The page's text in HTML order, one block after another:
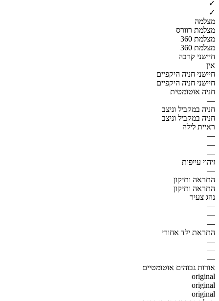
✓
✓
מצלמה
מצלמת רוורס
מצלמת 360
מצלמת 360
חיישני קרבה
אין
חיישני חניה היקפיים
חיישני חניה היקפיים
חניה אוטומטית
—
חניה במקביל וניצב
חניה במקביל וניצב
ראיית לילה
—
—
—
זיהוי עייפות
—
התראה ותיקון
התראה ותיקון
נהג צעיר
—
—
—
התראת ילד אחורי
—
—
—
אורות גבוהים אוטומטיים
original
original
original